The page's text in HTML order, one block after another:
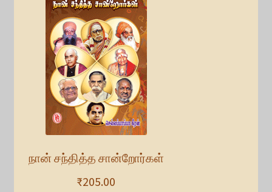
நான் சந்தித்த சான்றோர்கள்
₹205.00